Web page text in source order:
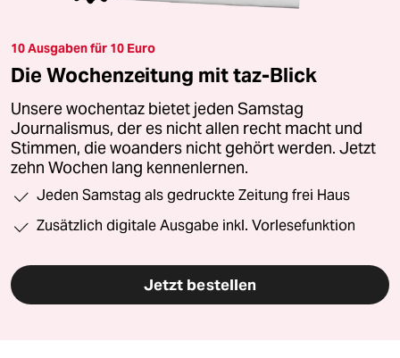
10 Ausgaben für 10 Euro
Die Wochenzeitung mit taz-Blick
Unsere wochentaz bietet jeden Samstag
Journalismus, der es nicht allen recht macht und
Stimmen, die woanders nicht gehört werden. Jetzt
zehn Wochen lang kennenlernen.
Jeden Samstag als gedruckte Zeitung frei Haus
Zusätzlich digitale Ausgabe inkl. Vorlesefunktion
Jetzt bestellen